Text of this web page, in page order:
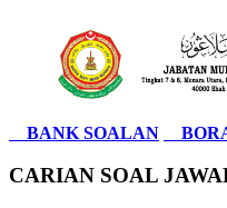
BANK SOALAN
CARIAN SOAL